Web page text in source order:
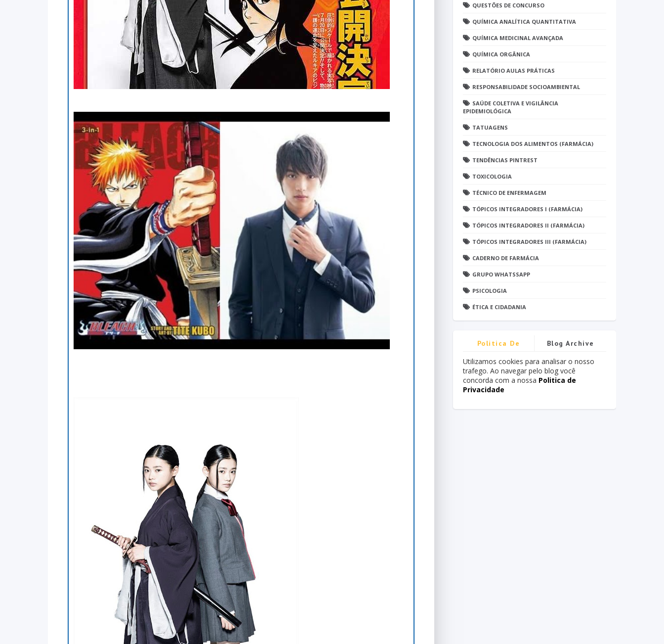
QUESTÕES DE CONCURSO
QUÍMICA ANALÍTICA QUANTITATIVA
QUÍMICA MEDICINAL AVANÇADA
QUÍMICA ORGÂNICA
RELATÓRIO AULAS PRÁTICAS
RESPONSABILIDADE SOCIOAMBIENTAL
SAÚDE COLETIVA E VIGILÂNCIA
EPIDEMIOLÓGICA
TATUAGENS
TECNOLOGIA DOS ALIMENTOS (FARMÁCIA)
TENDÊNCIAS PINTREST
TOXICOLOGIA
TÉCNICO DE ENFERMAGEM
TÓPICOS INTEGRADORES I (FARMÁCIA)
TÓPICOS INTEGRADORES II (FARMÁCIA)
TÓPICOS INTEGRADORES III (FARMÁCIA)
CADERNO DE FARMÁCIA
GRUPO WHATSSAPP
PSICOLOGIA
ÉTICA E CIDADANIA
Politica De
Privacidade
Blog Archive
Utilizamos cookies para analisar o nosso
trafego. Ao navegar pelo blog você
concorda com a nossa Politica de
Privacidade